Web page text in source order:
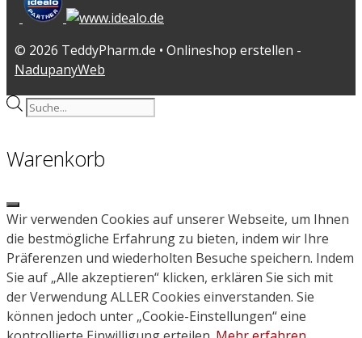
© 2026 TeddyPharm.de • Onlineshop erstellen -
NadupanyWeb
Products
Warenkorb
Close
Wir verwenden Cookies auf unserer Webseite, um Ihnen
die bestmögliche Erfahrung zu bieten, indem wir Ihre
Präferenzen und wiederholten Besuche speichern. Indem
Sie auf „Alle akzeptieren“ klicken, erklären Sie sich mit
der Verwendung ALLER Cookies einverstanden. Sie
können jedoch unter „Cookie-Einstellungen“ eine